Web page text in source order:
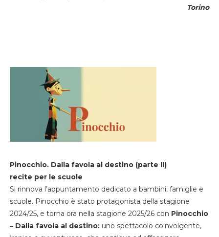
Torino
Pinocchio. Dalla favola al destino (parte II)
recite per le scuole
Si rinnova l’appuntamento dedicato a bambini, famiglie e
scuole. Pinocchio è stato protagonista della stagione
2024/25, e torna ora nella stagione 2025/26 con Pinocchio
– Dalla favola al destino: uno spettacolo coinvolgente,